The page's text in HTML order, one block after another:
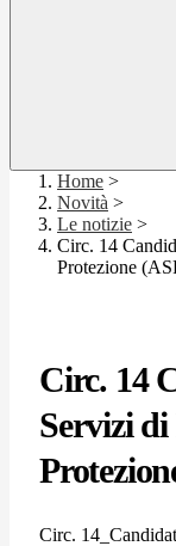
Home >
Novità >
Le notizie >
Circ. 14
Protezione
Circ. 14
Servizi di
Circ.